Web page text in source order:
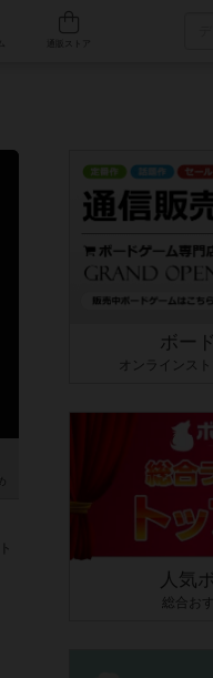
人気ボードゲーム
ボー
オンラインス
人気
総合お